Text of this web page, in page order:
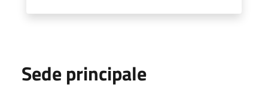
Sede principale